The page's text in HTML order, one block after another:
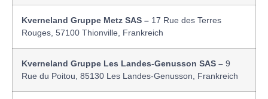
Kverneland Gruppe Metz SAS – 17 Rue des Terres
Rouges, 57100 Thionville, Frankreich
Kverneland Gruppe Les Landes-Genusson SAS – 9
Rue du Poitou, 85130 Les Landes-Genusson, Frankreich